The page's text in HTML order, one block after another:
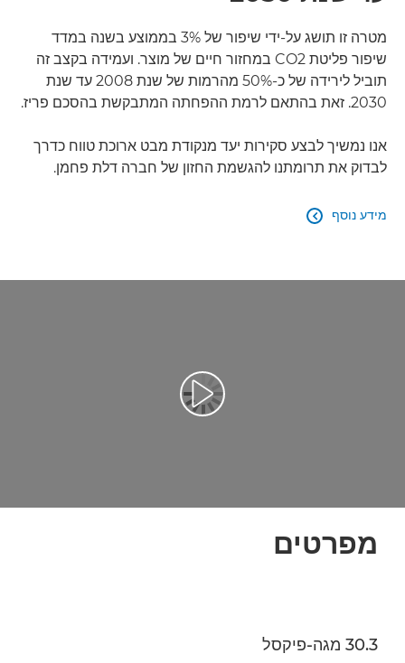
מטרה זו תושג על-ידי שיפור של 3% בממוצע בשנה במדד
שיפור פליטת CO2 במחזור חיים של מוצר. ועמידה בקצב זה
תוביל לירידה של כ-50% מהרמות של שנת 2008 עד שנת
2030. זאת בהתאם לרמת ההפחתה המתבקשת בהסכם פריז.
אנו נמשיך לבצע סקירות יעד מנקודת מבט ארוכת טווח כדרך
לבדוק את תרומתנו להגשמת החזון של חברה דלת פחמן.
מידע נוסף 
מפרטים
30.3 מגה-פיקסל